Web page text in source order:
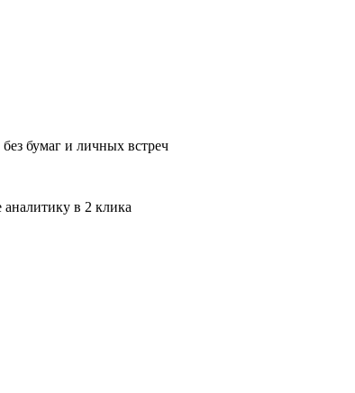
бумаг и личных встреч
аналитику в 2 клика